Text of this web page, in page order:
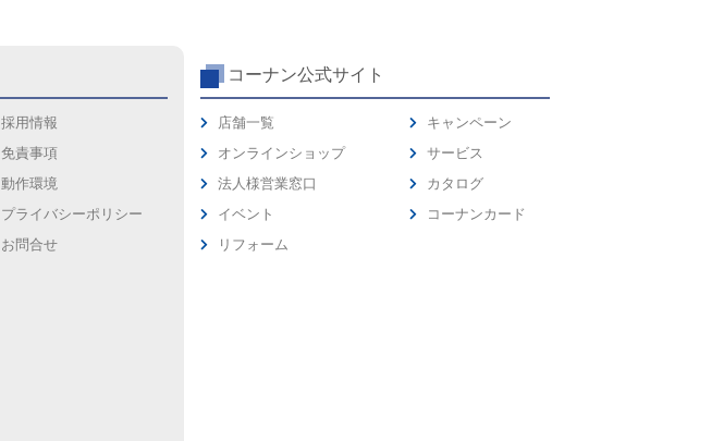
採用情報
免責事項
動作環境
プライバシーポリシー
お問合せ
コーナン公式サイト
店舗一覧
オンラインショップ
法人様営業窓口
イベント
リフォーム
キャンペーン
サービス
カタログ
コーナンカード